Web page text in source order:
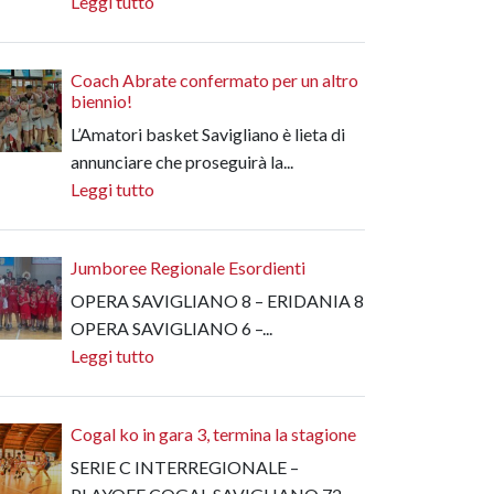
Coach Abrate confermato per un altro
biennio!
L’Amatori basket Savigliano è lieta di
annunciare che proseguirà la...
Leggi tutto
Jumboree Regionale Esordienti
OPERA SAVIGLIANO 8 – ERIDANIA 8
OPERA SAVIGLIANO 6 –...
Leggi tutto
Cogal ko in gara 3, termina la stagione
SERIE C INTERREGIONALE –